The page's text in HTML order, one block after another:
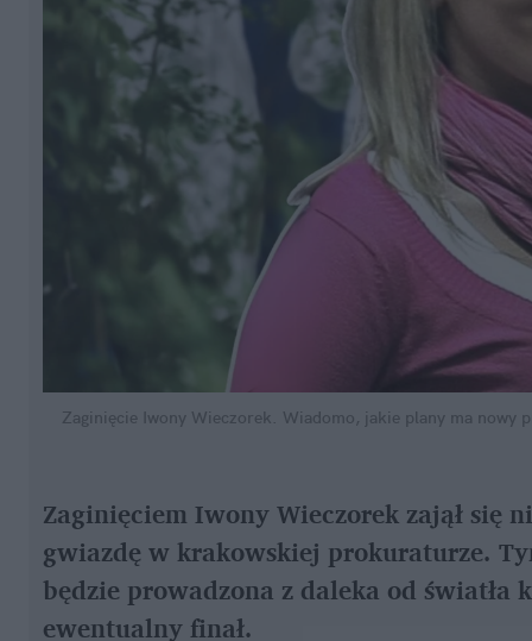
Zaginięcie Iwony Wieczorek. Wiadomo, jakie plany ma nowy
Zaginięciem Iwony Wieczorek zajął się
gwiazdę w krakowskiej prokuraturze.
będzie prowadzona z daleka od
ewentualny finał.